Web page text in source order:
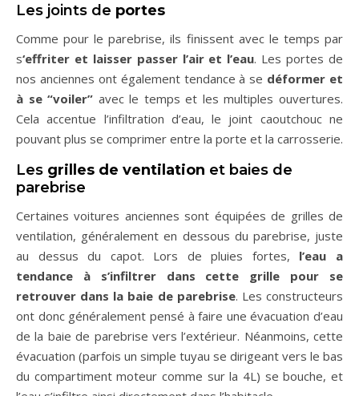
Les joints de portes
Comme pour le parebrise, ils finissent avec le temps par
s‘effriter et laisser passer l’air et l’eau. Les portes de
nos anciennes ont également tendance à se déformer et
à se “voiler” avec le temps et les multiples ouvertures.
Cela accentue l’infiltration d’eau, le joint caoutchouc ne
pouvant plus se comprimer entre la porte et la carrosserie.
Les grilles de ventilation et baies de
parebrise
Certaines voitures anciennes sont équipées de grilles de
ventilation, généralement en dessous du parebrise, juste
au dessus du capot. Lors de pluies fortes, l’eau a
tendance à s’infiltrer dans cette grille pour se
retrouver dans la baie de parebrise. Les constructeurs
ont donc généralement pensé à faire une évacuation d’eau
de la baie de parebrise vers l’extérieur. Néanmoins, cette
évacuation (parfois un simple tuyau se dirigeant vers le bas
du compartiment moteur comme sur la 4L) se bouche, et